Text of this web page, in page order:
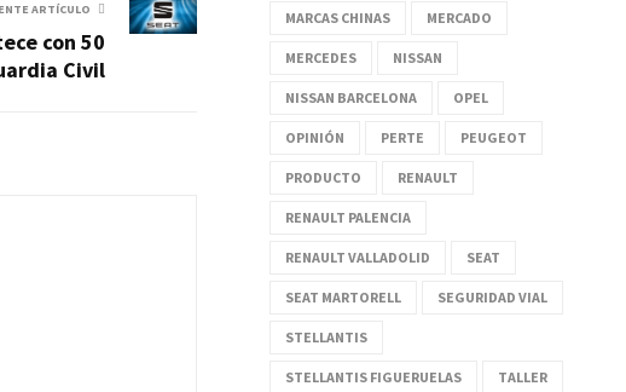
ARTÍCULO
con 50
Civil
MARCAS CHINAS MERCADO
MERCEDES NISSAN
NISSAN BARCELONA OPEL
OPINIÓN PERTE PEUGEOT
PRODUCTO RENAULT
RENAULT PALENCIA
RENAULT VALLADOLID SEAT
SEAT MARTORELL SEGURIDAD VIAL
STELLANTIS
STELLANTIS FIGUERUELAS TALLER